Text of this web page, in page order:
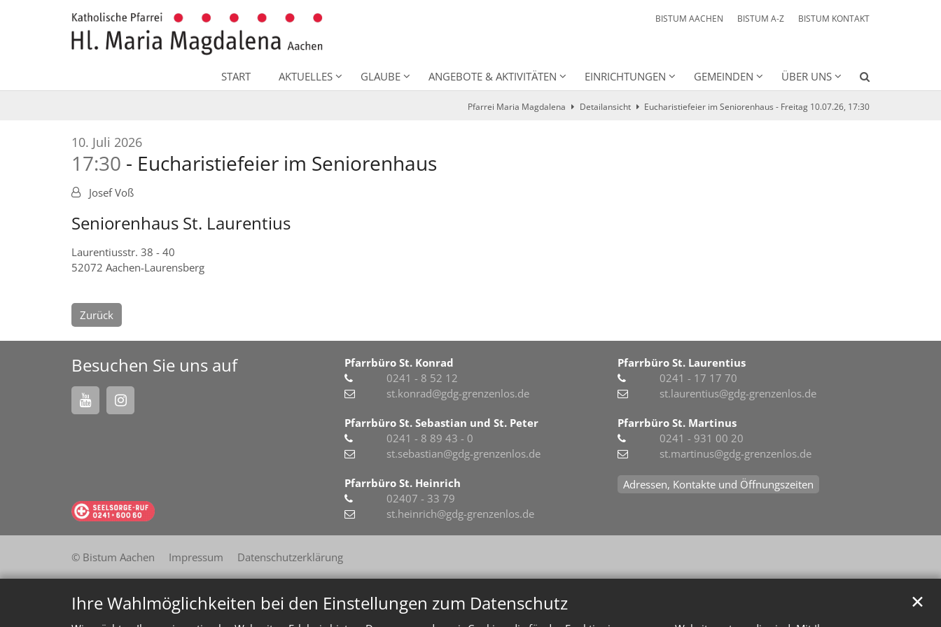
Ihre Wahlmöglichkeiten bei den Einstellungen zum Datenschutz ✕
BISTUM AACHEN BISTUM A-Z BISTUM KONTAKT
START AKTUELLES GLAUBE ANGEBOTE & AKTIVITÄTEN EINRICHTUNGEN GEMEINDEN ÜBER UNS
Pfarrei Maria Magdalena Detailansicht Eucharistiefeier im Seniorenhaus - Freitag 10.07.26, 17:30
10. Juli 2026:
17:30 Eucharistiefeier im Seniorenhaus
Josef Voß
Seniorenhaus St. Laurentius
Laurentiusstr. 38 - 40
52072 Aachen-Laurensberg
Zurück
Besuchen Sie uns auf
Pfarrbüro St. Konrad
0241 - 8 52 12
st.konrad@gdg-grenzenlos.de
Pfarrbüro St. Sebastian und St. Peter
0241 - 8 89 43 - 0
st.sebastian@gdg-grenzenlos.de
Pfarrbüro St. Heinrich
02407 - 33 79
st.heinrich@gdg-grenzenlos.de
Pfarrbüro St. Laurentius
0241 - 17 17 70
st.laurentius@gdg-grenzenlos.de
Pfarrbüro St. Martinus
0241 - 931 00 20
st.martinus@gdg-grenzenlos.de
Adressen, Kontakte und Öffnungszeiten
© Bistum Aachen Impressum Datenschutzerklärung